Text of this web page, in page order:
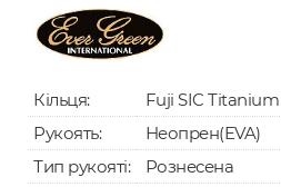
Кільця:
Fuji SIC Titanium
Рукоять:
Неопрен(EVA)
Тип рукояті:
Рознесена